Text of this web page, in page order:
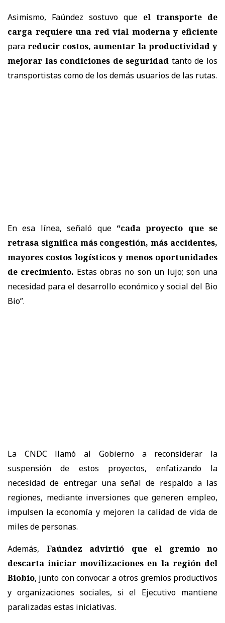
Asimismo, Faúndez sostuvo que el transporte de
carga requiere una red vial moderna y eficiente
parareducir costos, aumentar la productividad y
mejorar las condiciones de seguridad tanto de los
transportistas como de los demás usuarios de las rutas.
En esa línea, señaló que “cada proyecto que se
retrasa significa más congestión, más accidentes,
mayores costos logísticos y menos oportunidades
de crecimiento. Estas obras no son un lujo; son una
necesidad para el desarrollo económico y social del Bio
Bio”.
La CNDC llamó al Gobierno a reconsiderar la
suspensión de estos proyectos, enfatizando la
necesidad de entregar una señal de respaldo a las
regiones, mediante inversiones quegeneren empleo,
impulsen la economía y mejoren la calidad de vida de
miles de personas.
Además, Faúndez advirtió que el gremio no
descarta iniciar movilizaciones en la región del
Biobío, junto con convocar aotros gremios productivos
y organizaciones sociales, si el Ejecutivo mantiene
paralizadas estas iniciativas.